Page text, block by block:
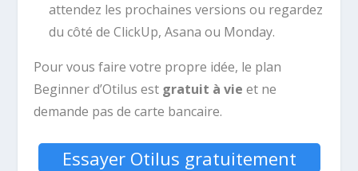
attendez les prochaines versions ou regardez
du côté de ClickUp, Asana ou Monday.
Pour vous faire votre propre idée, le plan
Beginner d’Otilus est gratuit à vie et ne
demande pas de carte bancaire.
Essayer Otilus gratuitement